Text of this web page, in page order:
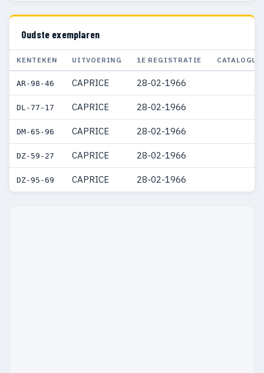
Oudste exemplaren
KENTEKEN UITVOERING 1E REGISTRATIE
AR-98-46 CAPRICE 28-02-1966
DL-77-17 CAPRICE 28-02-1966
DM-65-96 CAPRICE 28-02-1966
DZ-59-27 CAPRICE 28-02-1966
DZ-95-69 CAPRICE 28-02-1966